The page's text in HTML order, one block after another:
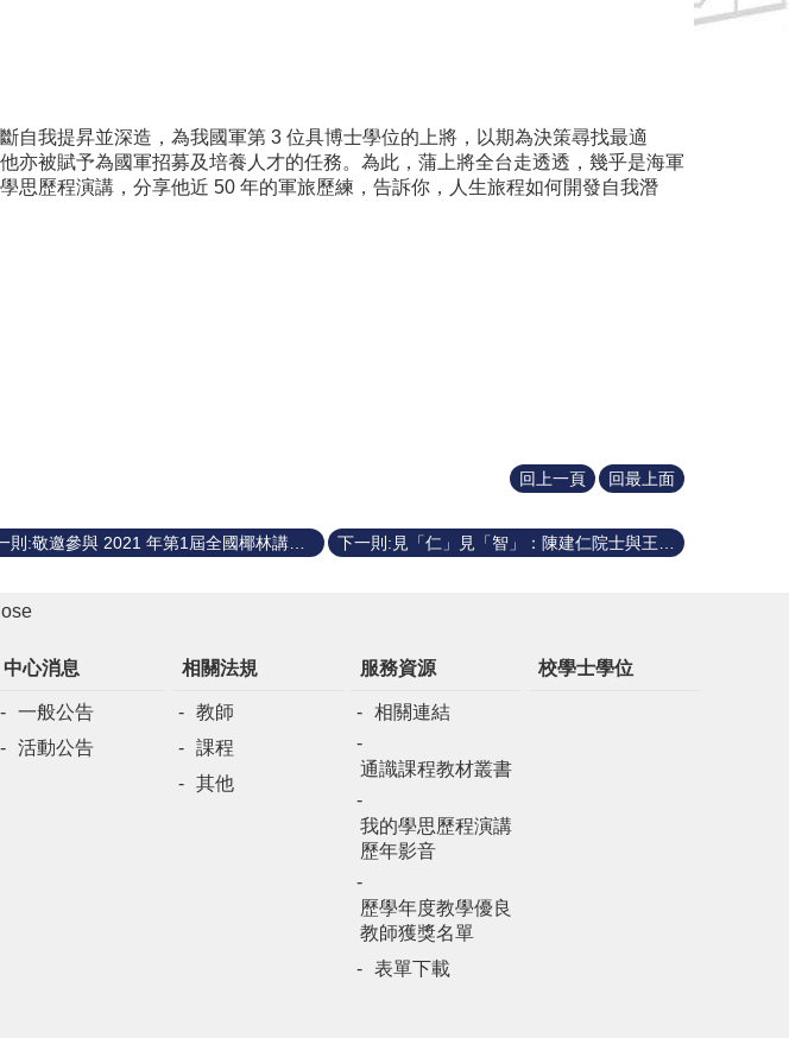
我提昇並深造，為我國軍第 3 位具博士學位的上將，以期為決策尋找最適
亦被賦予為國軍招募及培養人才的任務。為此，蒲上將全台走透透，幾乎是海軍
思歷程演講，分享他近 50 年的軍旅歷練，告訴你，人生旅程如何開發自我潛
回上一頁 回最上面
中心消息
一般公告
活動公告
相關法規
教師
課程
其他
服務資源
相關連結
通識課程教材叢書
我的學思歷程演講
歷年影音
歷學年度教學優良
教師獲獎名單
表單下載
校學士學位